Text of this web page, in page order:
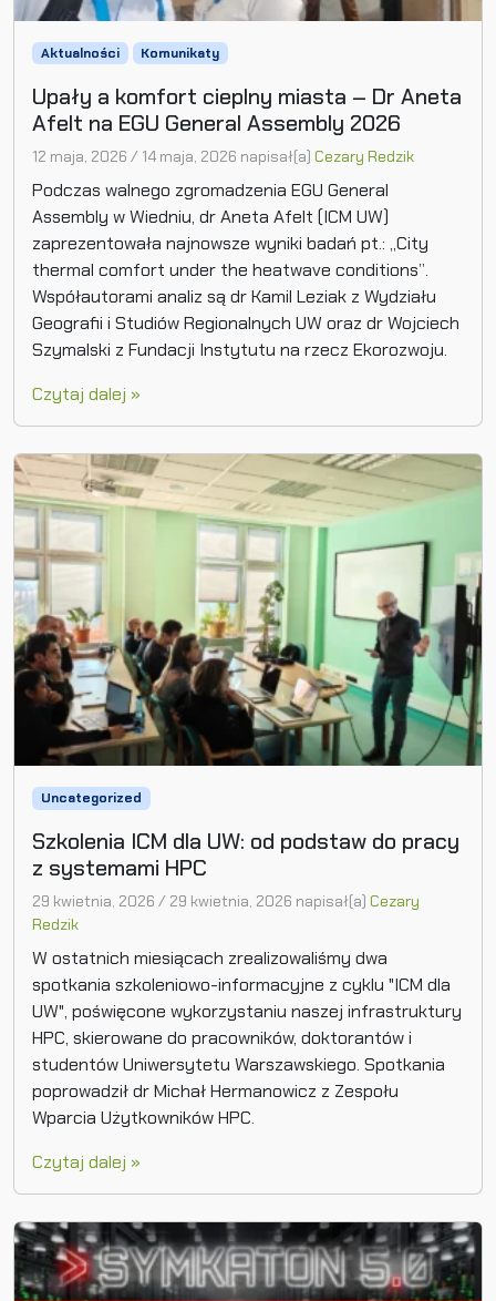
Aktualności Komunikaty
Upały a komfort cieplny miasta – Dr Aneta
Afelt na EGU General Assembly 2026
12 maja, 2026 / 14 maja, 2026 napisał(a) Cezary Redzik
Podczas walnego zgromadzenia EGU General
Assembly w Wiedniu, dr Aneta Afelt (ICM UW)
zaprezentowała najnowsze wyniki badań pt.: „City
thermal comfort under the heatwave conditions”.
Współautorami analiz są dr Kamil Leziak z Wydziału
Geografii i Studiów Regionalnych UW oraz dr Wojciech
Szymalski z Fundacji Instytutu na rzecz Ekorozwoju.
Czytaj dalej »
Uncategorized
Szkolenia ICM dla UW: od podstaw do pracy
z systemami HPC
29 kwietnia, 2026 / 29 kwietnia, 2026 napisał(a) Cezary
Redzik
W ostatnich miesiącach zrealizowaliśmy dwa
spotkania szkoleniowo-informacyjne z cyklu "ICM dla
UW", poświęcone wykorzystaniu naszej infrastruktury
HPC, skierowane do pracowników, doktorantów i
studentów Uniwersytetu Warszawskiego. Spotkania
poprowadził dr Michał Hermanowicz z Zespołu
Wparcia Użytkowników HPC.
Czytaj dalej »